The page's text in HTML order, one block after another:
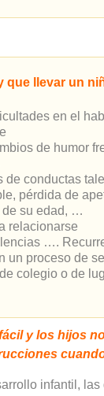
que llevar un
en el
de humor
de conductas
pérdida de
de su edad, …
relacionarse
….
un proceso de
colegio o de
y los hijos
infantil, las